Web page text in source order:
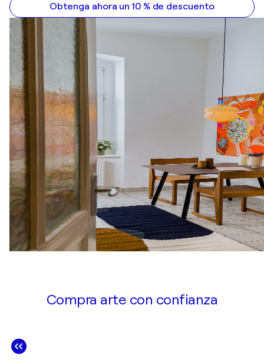
Obtenga ahora un 10 % de descuento
Compra arte con confianza